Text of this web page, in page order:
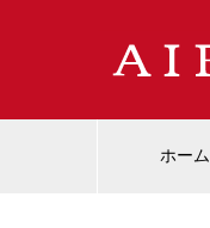
ホーム